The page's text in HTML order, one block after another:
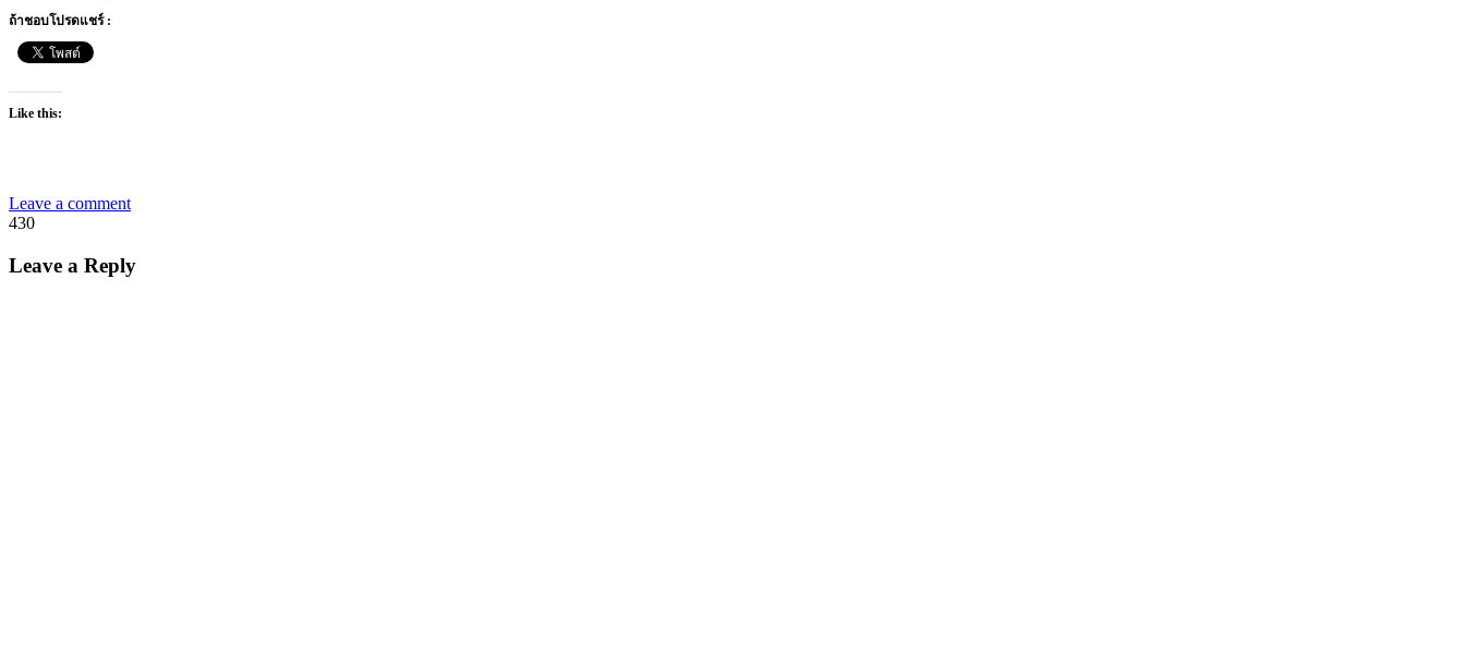
ถ้าชอบโปรดแชร์ :
Like this:
Leave a comment
430
Leave a Reply